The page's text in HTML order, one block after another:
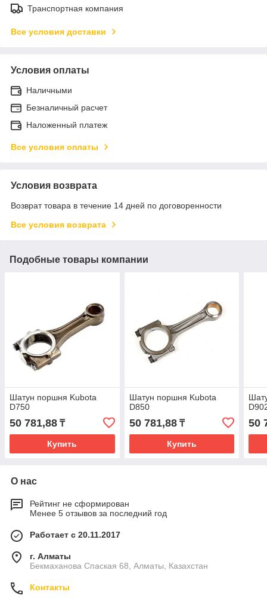
Транспортная компания
Все условия доставки
Условия оплаты
Наличными
Безналичный расчет
Наложенный платеж
Все условия оплаты
Условия возврата
Возврат товара в течение 14 дней по договоренности
Все условия возврата
Подобные товары компании
Шатун поршня Kubota
D750
50 781,88 ₸
Купить
Шатун поршня Kubota
D850
50 781,88₸
Купить
50
О нас
Рейтинг не сформирован
Менее 5 отзывов за последний год
Работает с 20.11.2017
г. Алматы
Бекмаханова Спаская 68, Алматы, Казахстан
Контакты